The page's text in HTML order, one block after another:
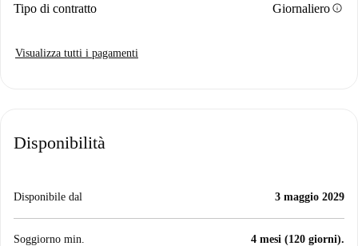
Tipo di contratto Giornalieroinfo
Visualizza tutti i pagamenti
Disponibilità
Disponibile dal 3 maggio 2029
Soggiorno min. 4 mesi (120 giorni).